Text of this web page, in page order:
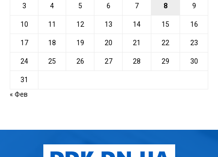
3 4 5 6 7 8 9
10 11 12 13 14 15 16
17 18 19 20 21 22 23
24 25 26 27 28 29 30
31
« Фев